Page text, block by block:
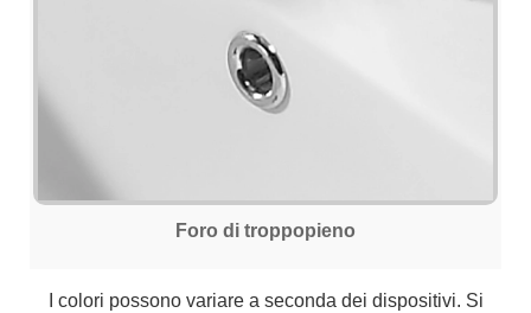
Foro di troppopieno
I colori possono variare a seconda dei dispositivi. Si